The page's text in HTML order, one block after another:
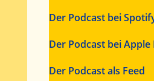
Der Podcast bei
Der Podcast bei Apple
Der Podcast als Feed